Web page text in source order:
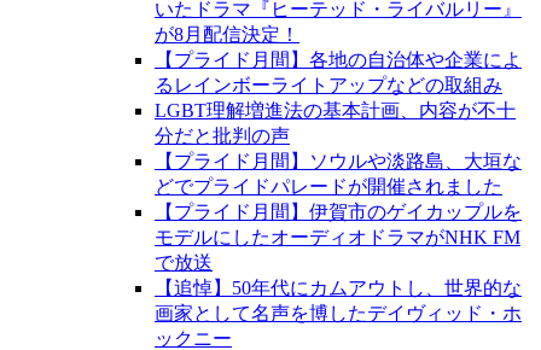
いたドラマ『ヒーテッド・ライバルリー』
が8月配信決定！
【プライド月間】各地の自治体や企業によ
るレインボーライトアップなどの取組み
LGBT理解増進法の基本計画、内容が不十
分だと批判の声
【プライド月間】ソウルや淡路島、大垣な
どでプライドパレードが開催されました
【プライド月間】伊賀市のゲイカップルを
モデルにしたオーディオドラマがNHK FM
で放送
【追悼】50年代にカムアウトし、世界的な
画家として名声を博したデイヴィッド・ホ
ックニー